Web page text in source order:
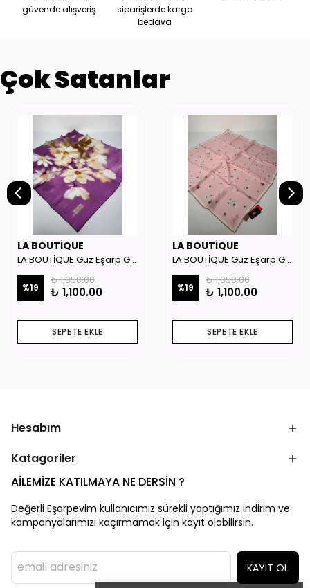
güvende alışveriş
siparişlerde kargo
bedava
Çok Satanlar
LA BOUTİQUE
LA BOUTİQUE Güz Eşarp GYSE262908
%19
₺ 1,350.00
₺ 1,100.00
SEPETE EKLE
LA BOUTİQUE
LA BOUTİQUE Güz Eşarp GYSE130804
%19
₺ 1,350.00
₺ 1,100.00
SEPETE EKLE
Hesabım
Katagoriler
AİLEMİZE KATILMAYA NE DERSİN ?
Değerli Eşarpevim kullanıcımız sürekli yaptığımız indirim ve
kampanyalarımızı kaçırmamak için kayıt olabilirsin.
KAYIT OL